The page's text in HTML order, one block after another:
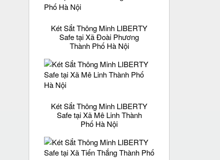
Két Sắt Thông Minh LIBERTY
Safe tại Xã Đoài Phương
Thành Phố Hà Nội
Két Sắt Thông Minh LIBERTY
Safe tại Xã Mê Linh Thành
Phố Hà Nội